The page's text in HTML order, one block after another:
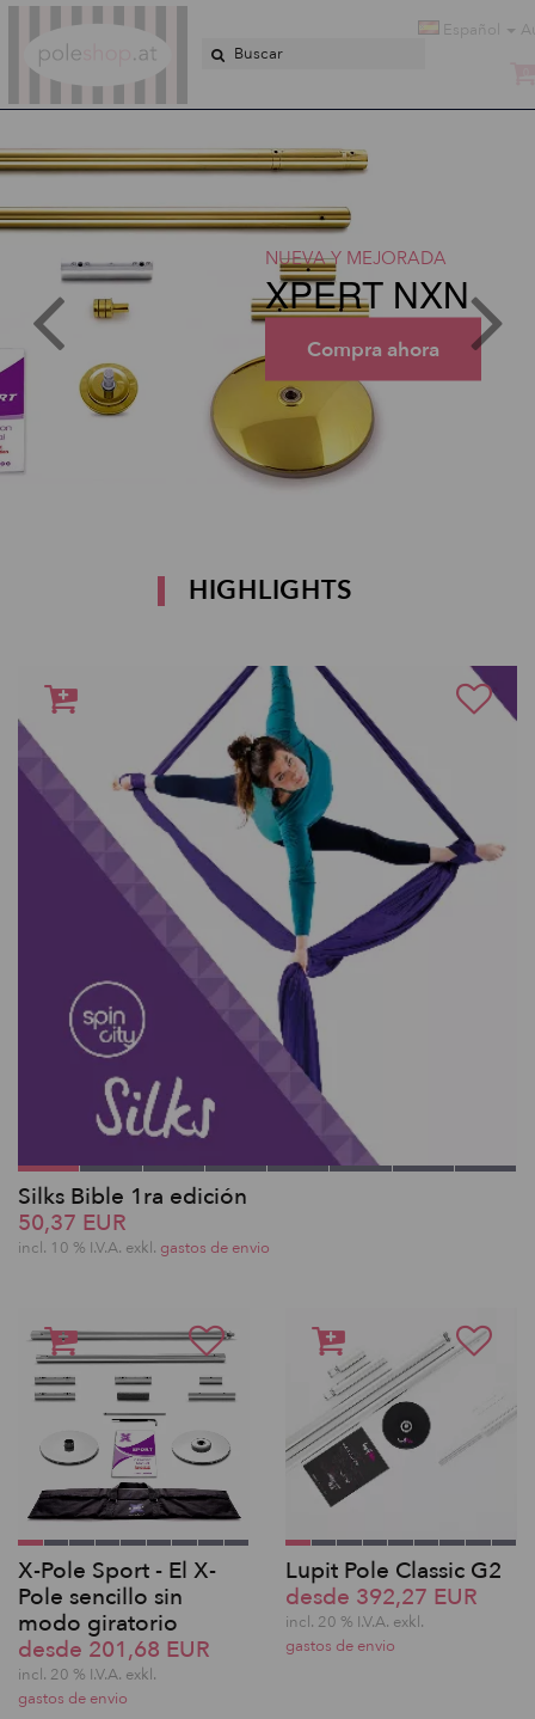
Español
NUEVA Y MEJORADA
XPERT NXN
Compra ahora
HIGHLIGHTS
Silks Bible 1ra edición
50,37 EUR
incl. 10 % I.V.A. exkl. gastos de envio
X-Pole Sport - El X-
Pole sencillo sin
modo giratorio
desde 201,68 EUR
incl. 20 % I.V.A. exkl.
gastos de envio
Lupit Pole Classic G2
desde 392,27 EUR
incl. 20 % I.V.A. exkl.
gastos de envio